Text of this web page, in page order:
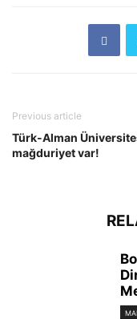
Previous article
Türk-Alman
mağduriyet var!